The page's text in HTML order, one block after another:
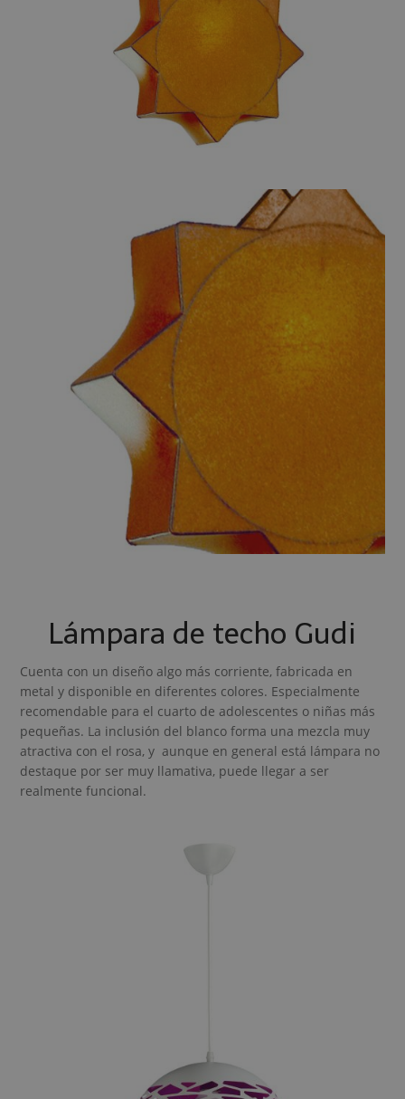
Lámpara de techo Gudi
Cuenta con un diseño algo más corriente, fabricada en
metal y disponible en diferentes colores. Especialmente
recomendable para el cuarto de adolescentes o niñas más
pequeñas. La inclusión del blanco forma una mezcla muy
atractiva con el rosa, y aunque en general está lámpara no
destaque por ser muy llamativa, puede llegar a ser
realmente funcional.